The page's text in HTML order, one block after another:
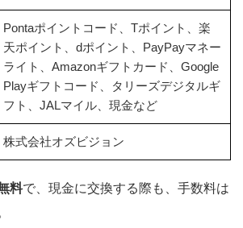
Pontaポイントコード、Tポイント、楽
天ポイント、dポイント、PayPayマネー
ライト、Amazonギフトカード、Google
Playギフトコード、タリーズデジタルギ
フト、JALマイル、現金など
株式会社オズビジョン
料で、現金に交換する際も、手数料は